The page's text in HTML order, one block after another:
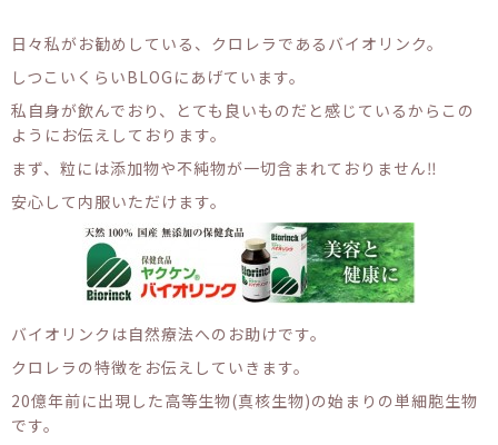
日々私がお勧めしている、クロレラであるバイオリンク。
しつこいくらいBLOGにあげています。
私自身が飲んでおり、とても良いものだと感じているからこの
ようにお伝えしております。
まず、粒には添加物や不純物が一切含まれておりません‼
安心して内服いただけます。
バイオリンクは自然療法へのお助けです。
クロレラの特徴をお伝えしていきます。
20億年前に出現した高等生物(真核生物)の始まりの単細胞生物
です。